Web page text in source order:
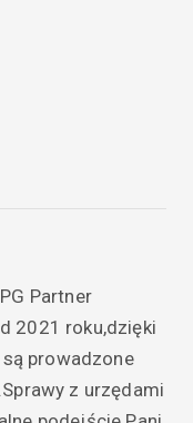
Partner
2021 roku,dzięki
prowadzone
z urzędami